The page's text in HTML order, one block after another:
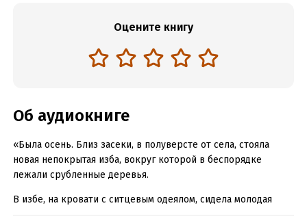
Оцените книгу
Об аудиокниге
«Была осень. Близ засеки, в полуверсте от села, стояла
новая непокрытая изба, вокруг которой в беспорядке
лежали срубленные деревья.
В избе, на кровати с ситцевым одеялом, сидела молодая